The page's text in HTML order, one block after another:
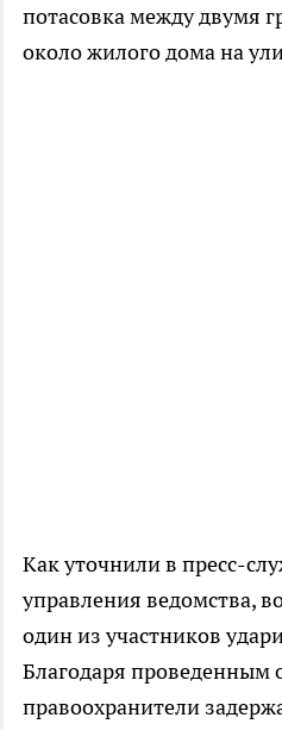
потасовка между двумя
около жилого дома на
Как уточнили в пресс-
управления ведомства,
один из участников
Благодаря
правоохранители